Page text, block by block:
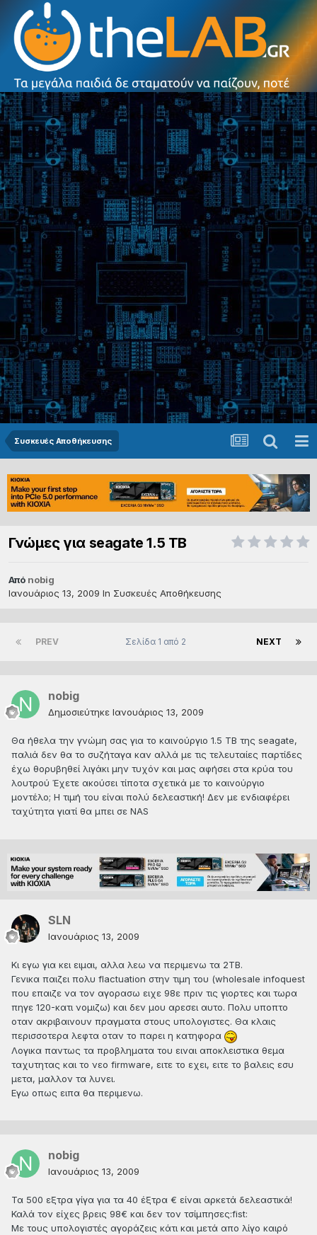
Συσκευές Αποθήκευσης
Γνώμες για seagate 1.5 TB
Από nobig
Ιανουάριος 13, 2009 In Συσκευές Αποθήκευσης
PREV NEXT
Σελίδα 1 από 2
nobig
Δημοσιεύτηκε Ιανουάριος 13, 2009
Θα ήθελα την γνώμη σας για το καινούργιο 1.5 ΤΒ της seagate,
παλιά δεν θα το συζήταγα καν αλλά με τις τελευταίες παρτίδες
έχω θορυβηθεί λιγάκι μην τυχόν και μας αφήσει στα κρύα του
λουτρού Έχετε ακούσει τίποτα σχετικά με το καινούργιο
μοντέλο; Η τιμή του είναι πολύ δελεαστική! Δεν με ενδιαφέρει
ταχύτητα γιατί θα μπει σε NAS
SLN
Ιανουάριος 13, 2009
Κι εγω για κει ειμαι, αλλα λεω να περιμενω τα 2ΤΒ.
Γενικα παιζει πολυ flactuation στην τιμη του (wholesale infoquest
που επαιζε να τον αγορασω ειχε 98ε πριν τις γιορτες και τωρα
πηγε 120-κατι νομιζω) και δεν μου αρεσει αυτο. Πολυ υποπτο
οταν ακριβαινουν πραγματα στους υπολογιστες. Θα κλαις
περισσοτερα λεφτα οταν το παρει η κατηφορα
Λογικα παντως τα προβληματα του ειναι αποκλειστικα θεμα
ταχυτητας και το νεο firmware, ειτε το εχει, ειτε το βαλεις εσυ
μετα, μαλλον τα λυνει.
Εγω οπως ειπα θα περιμενω.
nobig
Ιανουάριος 13, 2009
Τα 500 εξτρα γίγα για τα 40 έξτρα € είναι αρκετά δελεαστικά!
Καλά τον είχες βρεις 98€ και δεν τον τσίμπησες:fist:
Με τους υπολογιστές αγοράζεις κάτι και μετά απο λίγο καιρό